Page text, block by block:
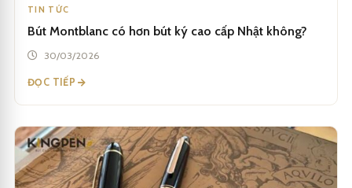
TIN TỨC
Bút Montblanc có hơn bút ký cao cấp Nhật không?
30/03/2026
ĐỌC TIẾP